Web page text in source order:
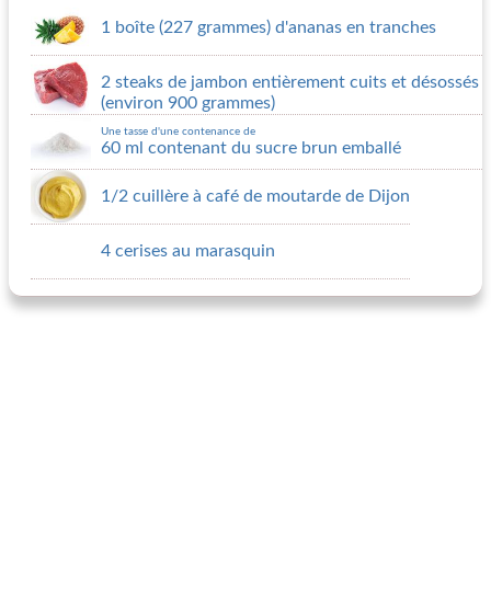
1 boîte (227 grammes) d'ananas en tranches
2 steaks de jambon entièrement cuits et désossés
(environ 900 grammes)
Une tasse d'une contenance de
60 ml contenant du sucre brun emballé
1/2 cuillère à café de moutarde de Dijon
4 cerises au marasquin